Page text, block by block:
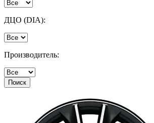
ДЦО (DIA):
Производитель:
Поиск